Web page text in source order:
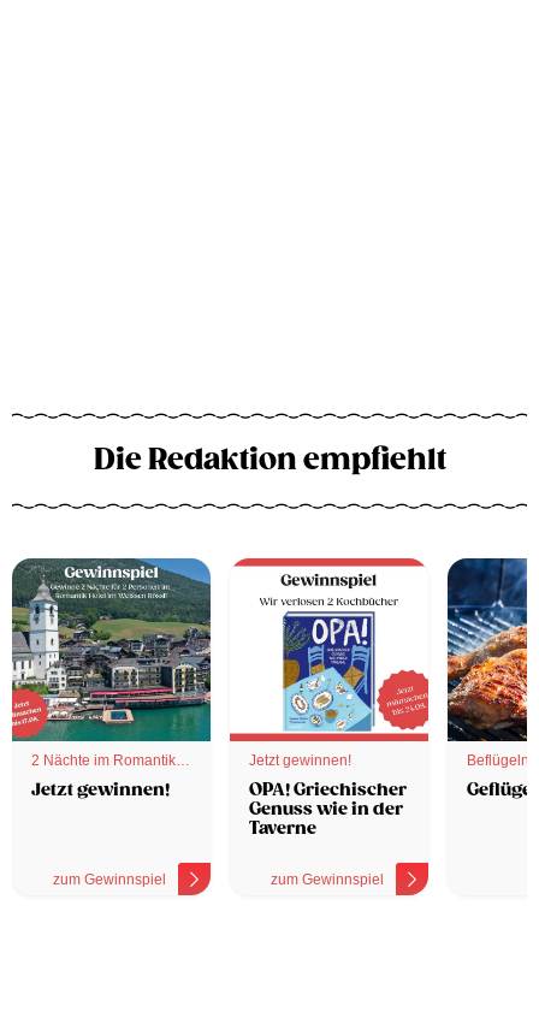
Die Redaktion empfiehlt
2 Nächte im Romantik
Hotel
Jetzt gewinnen!
zum Gewinnspiel
Jetzt gewinnen!
OPA! Griechischer
Genuss wie in der
Taverne
zum Gewinnspiel